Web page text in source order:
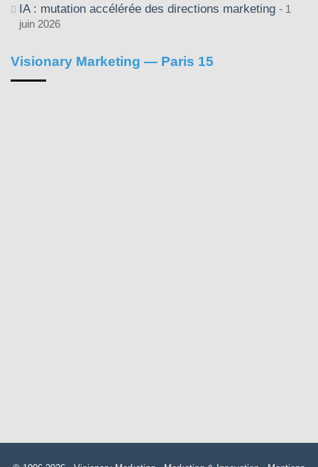
IA : mutation accélérée des directions marketing
1
juin 2026
Visionary Marketing — Paris 15